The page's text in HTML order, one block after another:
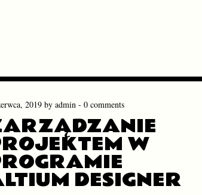
2019 by admin - 0 comments
W
DESIGNER